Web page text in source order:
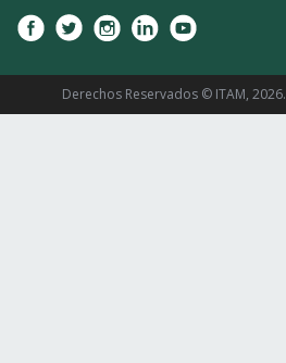
Derechos Reservados © ITAM, 2026.